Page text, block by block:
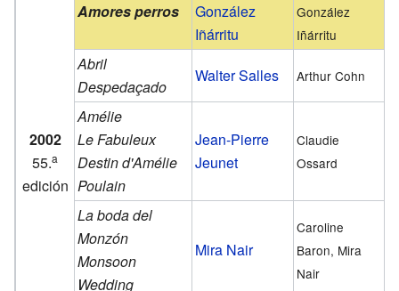
2002
55.a
edición
Amores perros
González
Iñárritu
González
Iñárritu
Abril
Despedaçado
Walter Salles Arthur Cohn
Amélie
Le Fabuleux
Destin d'Amélie
Poulain
Jean-Pierre
Jeunet
Claudie
Ossard
La boda del
Monzón
Monsoon
Wedding
Mira Nair
Caroline
Baron, Mira
Nair